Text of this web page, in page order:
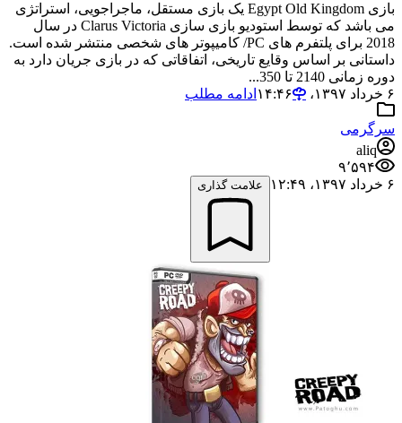
بازی Egypt Old Kingdom یک بازی مستقل، ماجراجویی، استراتژی
می باشد که توسط استودیو بازی سازی Clarus Victoria در سال
2018 برای پلتفرم های PC/ کامیپوتر های شخصی منتشر شده است.
داستانی بر اساس وقایع تاریخی، اتفاقاتی که در بازی جریان دارد به
دوره زمانی 2140 تا 350...
۶ خرداد ۱۳۹۷،‏ ۱۴:۴۶
ادامه مطلب
سرگرمی
aliq
۹٬۵۹۴
۶ خرداد ۱۳۹۷،‏ ۱۲:۴۹
علامت گذاری